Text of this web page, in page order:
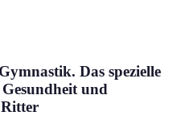
Das spezielle
und